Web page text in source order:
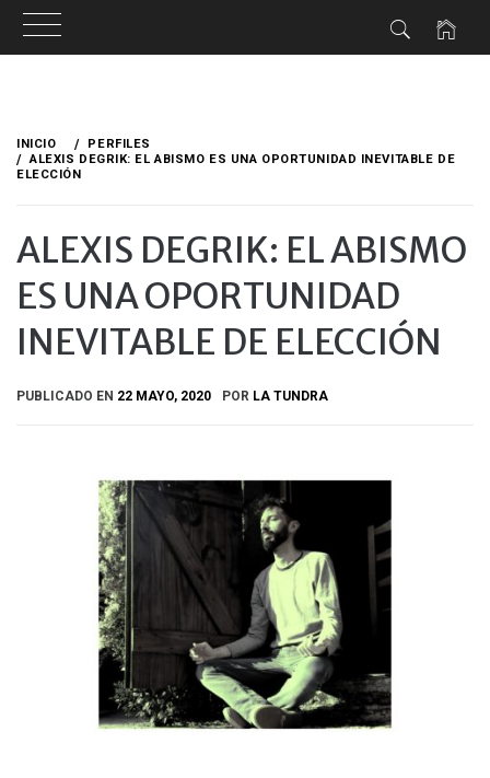
contenido
INICIO
PERFILES
ALEXIS DEGRIK: EL ABISMO ES UNA OPORTUNIDAD INEVITABLE DE
ELECCIÓN
ALEXIS DEGRIK: EL ABISMO
ES UNA OPORTUNIDAD
INEVITABLE DE ELECCIÓN
PUBLICADO EN 22 MAYO, 2020 POR LA TUNDRA